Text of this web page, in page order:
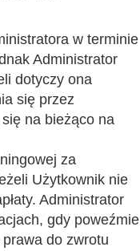
w terminie
Administrator
dotyczy ona
się przez
na bieżąco na
za
Użytkownik nie
Administrator
gdy poweźmie
do zwrotu